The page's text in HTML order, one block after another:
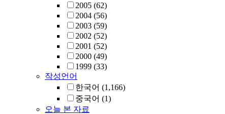
2005 (62)
2004 (56)
2003 (59)
2002 (52)
2001 (52)
2000 (49)
1999 (33)
작성언어
한국어 (1,166)
중국어 (1)
오늘 본 자료